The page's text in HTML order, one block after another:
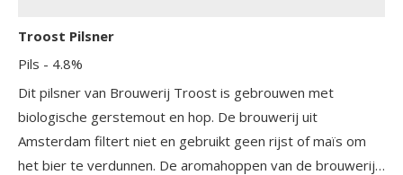
Troost Pilsner
Pils - 4.8%
Dit pilsner van Brouwerij Troost is gebrouwen met
biologische gerstemout en hop. De brouwerij uit
Amsterdam filtert niet en gebruikt geen rijst of maïs om
het bier te verdunnen. De aromahoppen van de brouwerij